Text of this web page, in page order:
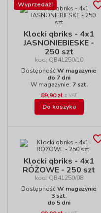
Wyprzedaż!
Klocki qbriks - 4x1
JASNONIEBIESKE -
250 szt
kod: QB41250/10
DostępnośćW magazynie
do 7 dni
W magazynie: 7 szt.
89,90 zł z VAT
Do koszyka
Klocki qbriks - 4x1
RÓŻOWE - 250 szt
kod: QB41250/08
DostępnośćW magazynie
3 szt.
do 5 dni